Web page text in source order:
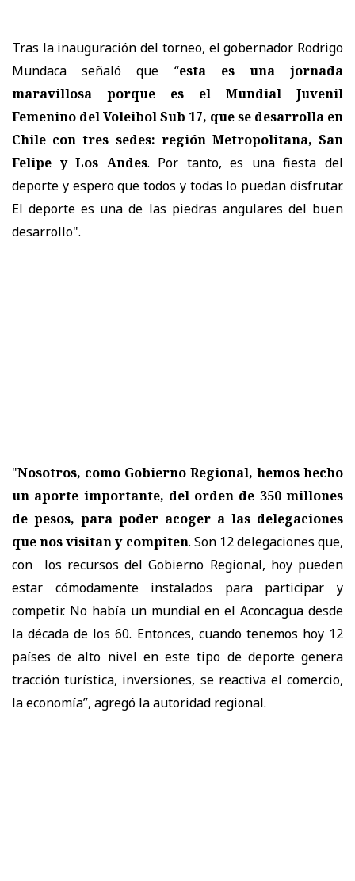
Tras la inauguración del torneo, el gobernador Rodrigo
Mundaca señaló que “esta es una jornada
maravillosa porque es el Mundial Juvenil
Femenino del Voleibol Sub 17, que se desarrolla en
Chile con tres sedes: región Metropolitana, San
Felipe y Los Andes. Por tanto, es una fiesta del
deporte y espero que todos y todas lo puedan disfrutar.
El deporte es una de las piedras angulares del buen
desarrollo".
"Nosotros, como Gobierno Regional, hemos hecho
un aporte importante, del orden de 350 millones
de pesos, para poder acoger a las delegaciones
que nos visitan y compiten. Son 12 delegaciones que,
con los recursos del Gobierno Regional, hoy pueden
estar cómodamente instalados para participar y
competir. No había un mundial en el Aconcagua desde
la década de los 60. Entonces, cuando tenemos hoy 12
países de alto nivel en este tipo de deporte genera
tracción turística, inversiones, se reactiva el comercio,
la economía”, agregó la autoridad regional.